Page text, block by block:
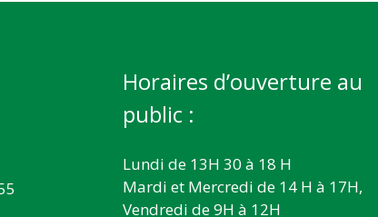
Horaires d’ouverture au
public :
Lundi de 13H 30 à 18 H
Mardi et Mercredi de 14 H à 17H,
Vendredi de 9H à 12H